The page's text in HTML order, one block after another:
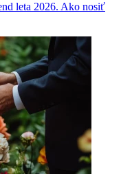
leta 2026. Ako nosiť